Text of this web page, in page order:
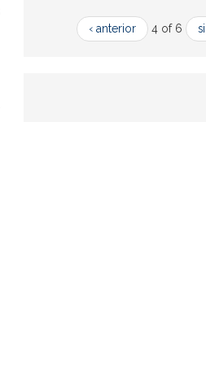
‹ anterior 4 of 6